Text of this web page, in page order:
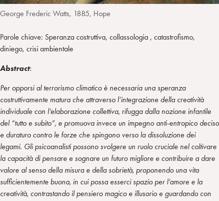
George Frederic Watts, 1885, Hope
Parole chiave: Speranza costruttiva, collassologia , catastrofismo,
diniego, crisi ambientale
Abstract:
Per opporsi al terrorismo climatico è necessaria una speranza
costruttivamente matura che attraverso l’integrazione della creatività
individuale con l’elaborazione collettiva, rifugga dalla nozione infantile
del “tutto e subito”, e promuova invece un impegno anti-entropico deciso
e duraturo contro le forze che spingono verso la dissoluzione dei
legami. Gli psicoanalisti possono svolgere un ruolo cruciale nel coltivare
la capacità di pensare e sognare un futuro migliore e contribuire a dare
valore al senso della misura e della sobrietà, proponendo una vita
sufficientemente buona, in cui possa esserci spazio per l’amore e la
creatività, contrastando il pensiero magico e illusorio e guardando con